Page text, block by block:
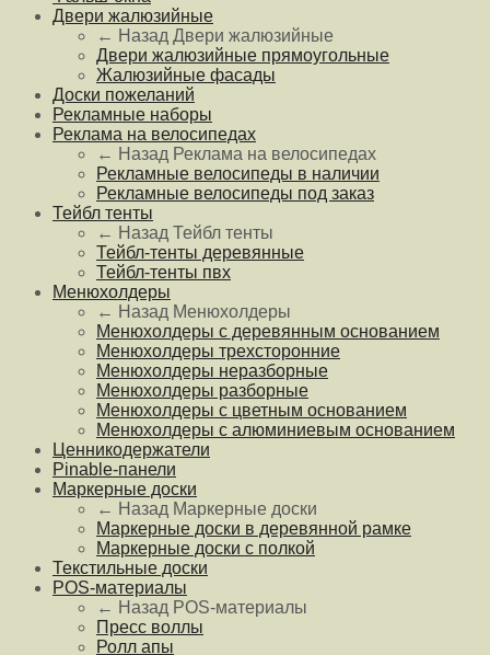
Двери жалюзийные
← Назад Двери жалюзийные
Двери жалюзийные прямоугольные
Жалюзийные фасады
Доски пожеланий
Рекламные наборы
Реклама на велосипедах
← Назад Реклама на велосипедах
Рекламные велосипеды в наличии
Рекламные велосипеды под заказ
Тейбл тенты
← Назад Тейбл тенты
Тейбл-тенты деревянные
Тейбл-тенты пвх
Менюхолдеры
← Назад Менюхолдеры
Менюхолдеры с деревянным основанием
Менюхолдеры трехсторонние
Менюхолдеры неразборные
Менюхолдеры разборные
Менюхолдеры с цветным основанием
Менюхолдеры с алюминиевым основанием
Ценникодержатели
Pinable-панели
Маркерные доски
← Назад Маркерные доски
Маркерные доски в деревянной рамке
Маркерные доски с полкой
Текстильные доски
POS-материалы
← Назад POS-материалы
Пресс воллы
Ролл апы